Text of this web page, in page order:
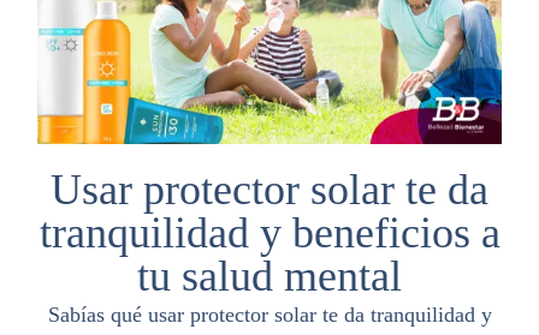
Usar protector solar te da
tranquilidad y beneficios a
tu salud mental
Sabías qué usar protector solar te da tranquilidad y